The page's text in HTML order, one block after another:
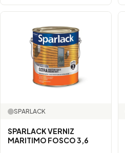
SPARLACK
SPARLACK VERNIZ
MARITIMO FOSCO 3,6